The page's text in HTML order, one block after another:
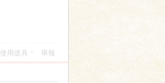
使用道具 舉報